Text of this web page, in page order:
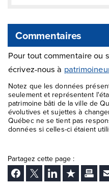
Commentaires
Pour tout commentaire ou
écrivez-nous à
Notez que les données
seulement et représentent
patrimoine bâti de la ville de
évolutives et sujettes à
Québec ne se tient pas
données si celles-ci étaient
Partagez cette page :
Facebook
Twitter LinkedInAjouter auxImprimer